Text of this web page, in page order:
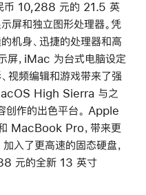
币 10,288 元的 21.5 英
和独立图形处理器。凭
机身、迅捷的处理器和高
屏，iMac 为台式电脑设定
视频编辑和游戏带来了强
High Sierra 与之
创作的出色平台。 Apple
MacBook Pro，带来更
入了更高速的固态硬盘，
元的全新 13 英寸